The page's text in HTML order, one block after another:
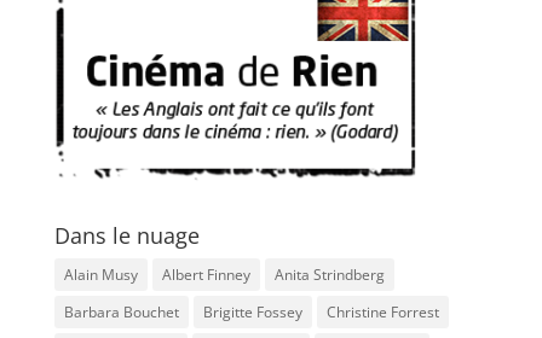
Dans le nuage
Alain Musy Albert Finney
Anita Strindberg
Barbara Bouchet
Brigitte Fossey
Christine Forrest